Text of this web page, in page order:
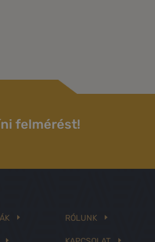
felmérést!
RÓLUNK